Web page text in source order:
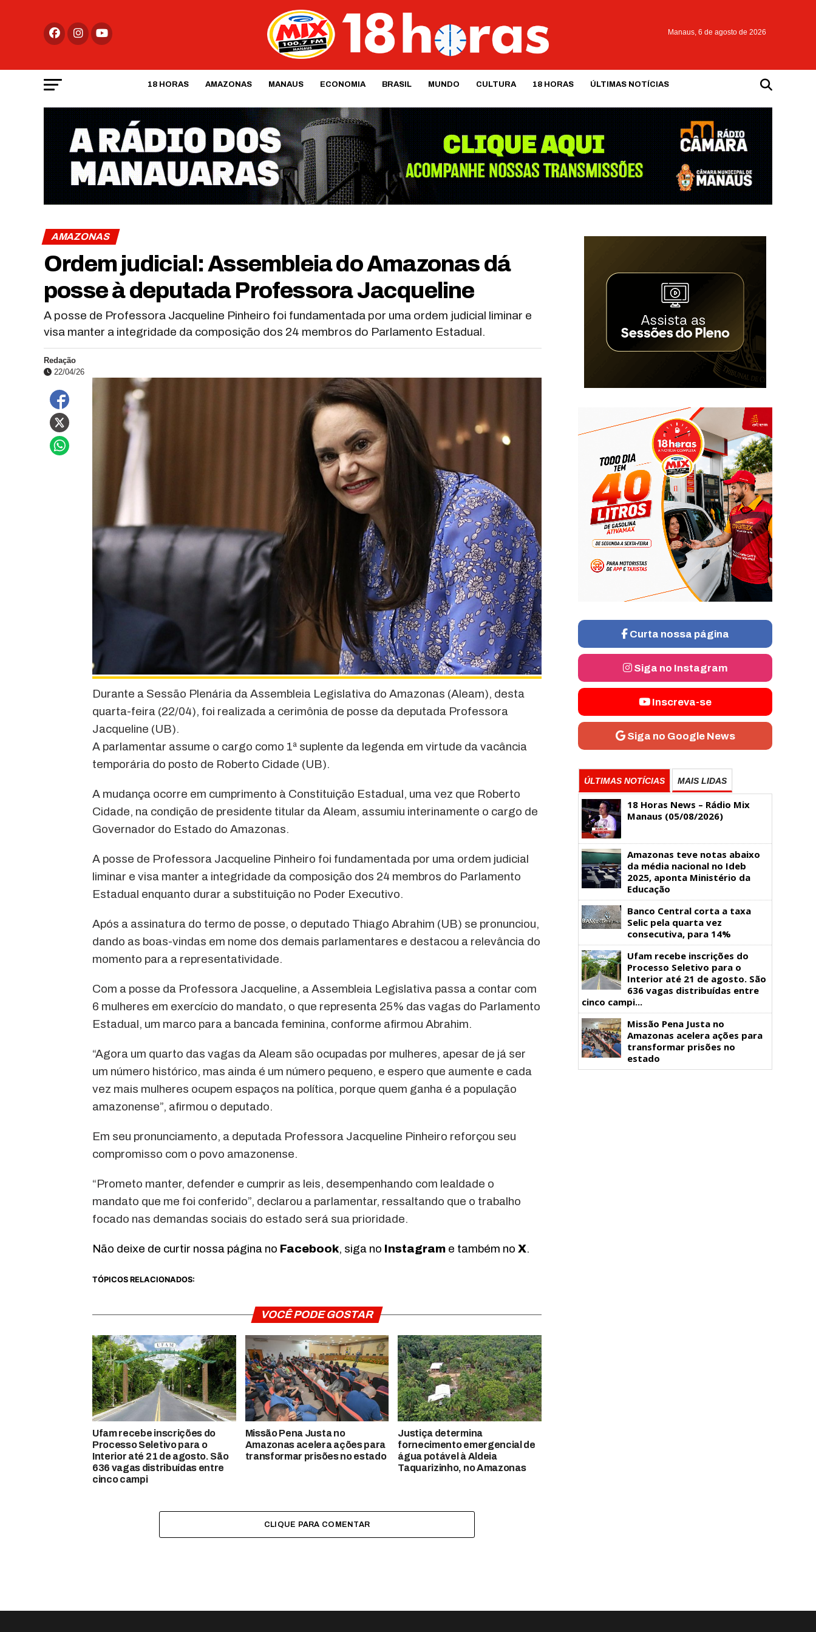
Manaus, 6 de agosto de 2026
18 HORAS AMAZONAS MANAUS ECONOMIA BRASIL MUNDO CULTURA 18 HORAS ÚLTIMAS NOTÍCIAS
AMAZONAS
Ordem judicial: Assembleia do Amazonas dá
posse à deputada Professora Jacqueline
A posse de Professora Jacqueline Pinheiro foi fundamentada por uma ordem judicial liminar e
visa manter a integridade da composição dos 24 membros do Parlamento Estadual.
Redação
22/04/26
Durante a Sessão Plenária da Assembleia Legislativa do Amazonas (Aleam), desta
quarta-feira (22/04), foi realizada a cerimônia de posse da deputada Professora
Jacqueline (UB).
A parlamentar assume o cargo como 1ª suplente da legenda em virtude da vacância
temporária do posto de Roberto Cidade (UB).
A mudança ocorre em cumprimento à Constituição Estadual, uma vez que Roberto
Cidade, na condição de presidente titular da Aleam, assumiu interinamente o cargo de
Governador do Estado do Amazonas.
A posse de Professora Jacqueline Pinheiro foi fundamentada por uma ordem judicial
liminar e visa manter a integridade da composição dos 24 membros do Parlamento
Estadual enquanto durar a substituição no Poder Executivo.
Após a assinatura do termo de posse, o deputado Thiago Abrahim (UB) se pronunciou,
dando as boas-vindas em nome dos demais parlamentares e destacou a relevância do
momento para a representatividade.
Com a posse da Professora Jacqueline, a Assembleia Legislativa passa a contar com
6 mulheres em exercício do mandato, o que representa 25% das vagas do Parlamento
Estadual, um marco para a bancada feminina, conforme afirmou Abrahim.
“Agora um quarto das vagas da Aleam são ocupadas por mulheres, apesar de já ser
um número histórico, mas ainda é um número pequeno, e espero que aumente e cada
vez mais mulheres ocupem espaços na política, porque quem ganha é a população
amazonense”, afirmou o deputado.
Em seu pronunciamento, a deputada Professora Jacqueline Pinheiro reforçou seu
compromisso com o povo amazonense.
“Prometo manter, defender e cumprir as leis, desempenhando com lealdade o
mandato que me foi conferido”, declarou a parlamentar, ressaltando que o trabalho
focado nas demandas sociais do estado será sua prioridade.
Não deixe de curtir nossa página no Facebook, siga no Instagram e também no X.
TÓPICOS RELACIONADOS:
VOCÊ PODE GOSTAR
Ufam recebe inscrições do
Processo Seletivo para o
Interior até 21 de agosto. São
636 vagas distribuídas entre
cinco campi
Missão Pena Justa no
Amazonas acelera ações para
transformar prisões no estado
Justiça determina
fornecimento emergencial de
água potável à Aldeia
Taquarizinho, no Amazonas
CLIQUE PARA COMENTAR
Curta nossa página
Siga no Instagram
Inscreva-se
Siga no Google News
ÚLTIMAS NOTÍCIAS MAIS LIDAS
18 Horas News​​​​​​​​​​​​ – Rádio Mix
Manaus (05/08/2026)
Amazonas teve notas abaixo
da média nacional no Ideb
2025, aponta Ministério da
Educação
Banco Central corta a taxa
Selic pela quarta vez
consecutiva, para 14%
Ufam recebe inscrições do
Processo Seletivo para o
Interior até 21 de agosto. São
636 vagas distribuídas entre
cinco campi...
Missão Pena Justa no
Amazonas acelera ações para
transformar prisões no
estado